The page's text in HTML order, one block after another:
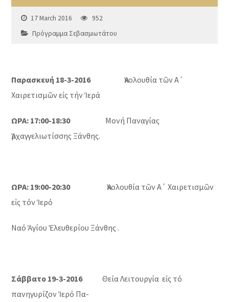
17 March 2016
952
Πρόγραμμα Σεβασμιωτάτου
Παρασκευή 18-3-2016Ἀκολουθία τῶν Α΄
Χαιρετισμῶν εἰς τήν Ἱερά
ΩΡΑ: 17:00-18:30
Μονή Παναγίας
Ἀρχαγγελιωτίσσης Ξάνθης.
ΩΡΑ: 19:00-20:30Ἀκολουθία τῶν Α΄ Χαιρετισμῶν
εἰς τόν Ἱερό
Ναό Ἁγίου Ἐλευθερίου Ξάνθης .
Σάββατο 19-3-2016Θεία Λειτουργία εἰς τό
πανηγυρίζον Ἱερό Πα-